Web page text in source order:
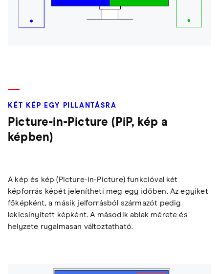
KÉT KÉP EGY PILLANTÁSRA
Picture-in-Picture (PiP, kép a
képben)
A kép és kép (Picture-in-Picture) funkcióval két
képforrás képét jelenítheti meg egy időben. Az egyiket
főképként, a másik jelforrásból származót pedig
lekicsinyített képként. A második ablak mérete és
helyzete rugalmasan változtatható.